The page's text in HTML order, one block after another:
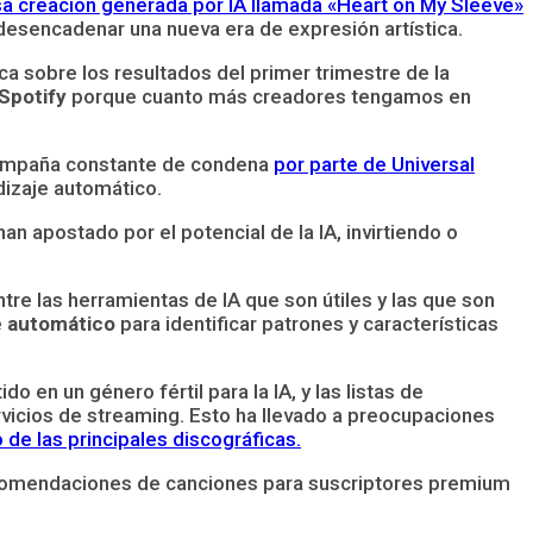
una nueva era de expresión artística.
sobre los resultados del primer trimestre de la
porque cuanto más creadores tengamos en
constante de condena por parte de Universal
automático.
apostado por el potencial de la IA, invirtiendo o
las herramientas de IA que son útiles y las que son
automático para identificar patrones y características
en un género fértil para la IA, y las listas de
de streaming. Esto ha llevado a preocupaciones
las principales discográficas.
de canciones para suscriptores premium